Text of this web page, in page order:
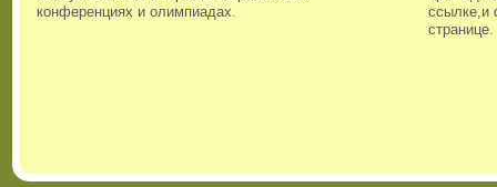
конференциях и олимпиадах.
ссылке,и
странице.